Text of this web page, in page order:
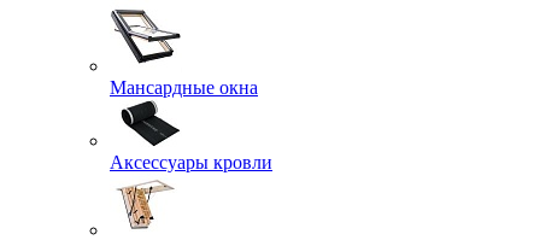
Мансардные окна
Аксессуары кровли